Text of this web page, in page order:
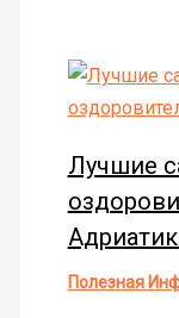
Лучшие
Полезная